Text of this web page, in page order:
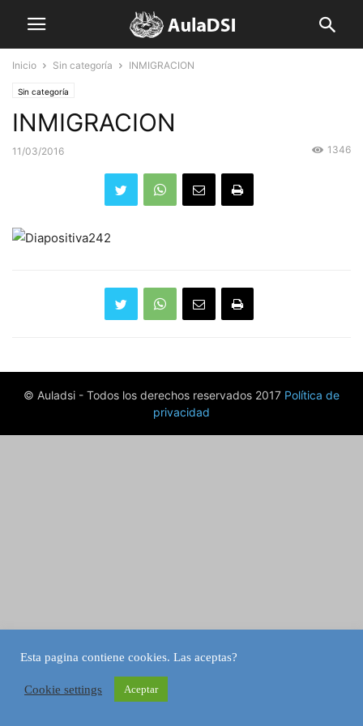
Inicio Sin categoría INMIGRACION
Sin categoría
INMIGRACION
11/03/2016 1346
© Auladsi - Todos los derechos reservados 2017 Política de
privacidad
Esta pagina contiene cookies. Las aceptas?
Cookie settings Aceptar